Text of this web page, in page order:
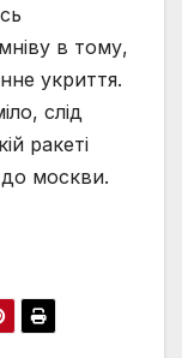
в тому,
укриття.
слід
ракеті
до москви.